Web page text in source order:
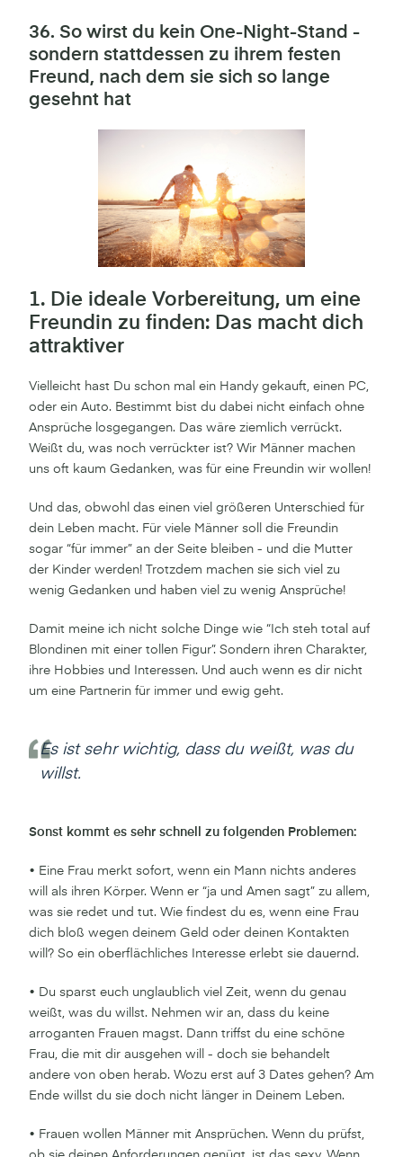
36. So wirst du kein One-Night-Stand -
sondern stattdessen zu ihrem festen
Freund, nach dem sie sich so lange
gesehnt hat
1. Die ideale Vorbereitung, um eine
Freundin zu finden: Das macht dich
attraktiver
Vielleicht hast Du schon mal ein Handy gekauft, einen PC,
oder ein Auto. Bestimmt bist du dabei nicht einfach ohne
Ansprüche losgegangen. Das wäre ziemlich verrückt.
Weißt du, was noch verrückter ist? Wir Männer machen
uns oft kaum Gedanken, was für eine Freundin wir wollen!
Und das, obwohl das einen viel größeren Unterschied für
dein Leben macht. Für viele Männer soll die Freundin
sogar “für immer” an der Seite bleiben - und die Mutter
der Kinder werden! Trotzdem machen sie sich viel zu
wenig Gedanken und haben viel zu wenig Ansprüche!
Damit meine ich nicht solche Dinge wie “Ich steh total auf
Blondinen mit einer tollen Figur”. Sondern ihren Charakter,
ihre Hobbies und Interessen. Und auch wenn es dir nicht
um eine Partnerin für immer und ewig geht.
Es ist sehr wichtig, dass du weißt, was du
willst.
Sonst kommt es sehr schnell zu folgenden Problemen:
• Eine Frau merkt sofort, wenn ein Mann nichts anderes
will als ihren Körper. Wenn er “ja und Amen sagt” zu allem,
was sie redet und tut. Wie findest du es, wenn eine Frau
dich bloß wegen deinem Geld oder deinen Kontakten
will? So ein oberflächliches Interesse erlebt sie dauernd.
• Du sparst euch unglaublich viel Zeit, wenn du genau
weißt, was du willst. Nehmen wir an, dass du keine
arroganten Frauen magst. Dann triffst du eine schöne
Frau, die mit dir ausgehen will - doch sie behandelt
andere von oben herab. Wozu erst auf 3 Dates gehen? Am
Ende willst du sie doch nicht länger in Deinem Leben.
• Frauen wollen Männer mit Ansprüchen. Wenn du prüfst,